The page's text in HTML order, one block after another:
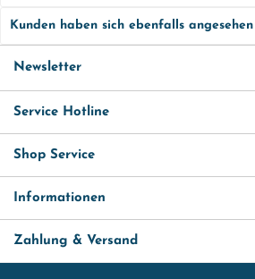
Kunden haben sich ebenfalls angesehen
Newsletter
Service Hotline
Shop Service
Informationen
Zahlung & Versand